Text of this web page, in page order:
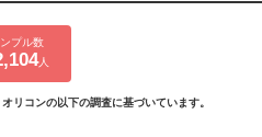
プル数
人
リコンの以下の調査に基づいています。